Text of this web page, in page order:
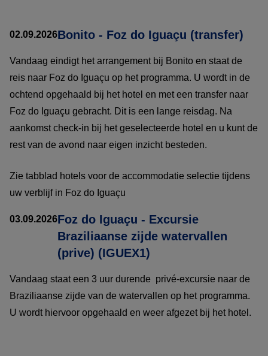
02.09.2026Bonito - Foz do Iguaçu (transfer)
Vandaag eindigt het arrangement bij Bonito en staat de
reis naar Foz do Iguaçu op het programma. U wordt in de
ochtend opgehaald bij het hotel en met een transfer naar
Foz do Iguaçu gebracht. Dit is een lange reisdag. Na
aankomst check-in bij het geselecteerde hotel en u kunt de
rest van de avond naar eigen inzicht besteden.
Zie tabblad hotels voor de accommodatie selectie tijdens
uw verblijf in Foz do Iguaçu
03.09.2026Foz do Iguaçu - Excursie
Braziliaanse zijde watervallen
(prive) (IGUEX1)
Vandaag staat een 3 uur durende privé-excursie naar de
Braziliaanse zijde van de watervallen op het programma.
U wordt hiervoor opgehaald en weer afgezet bij het hotel.